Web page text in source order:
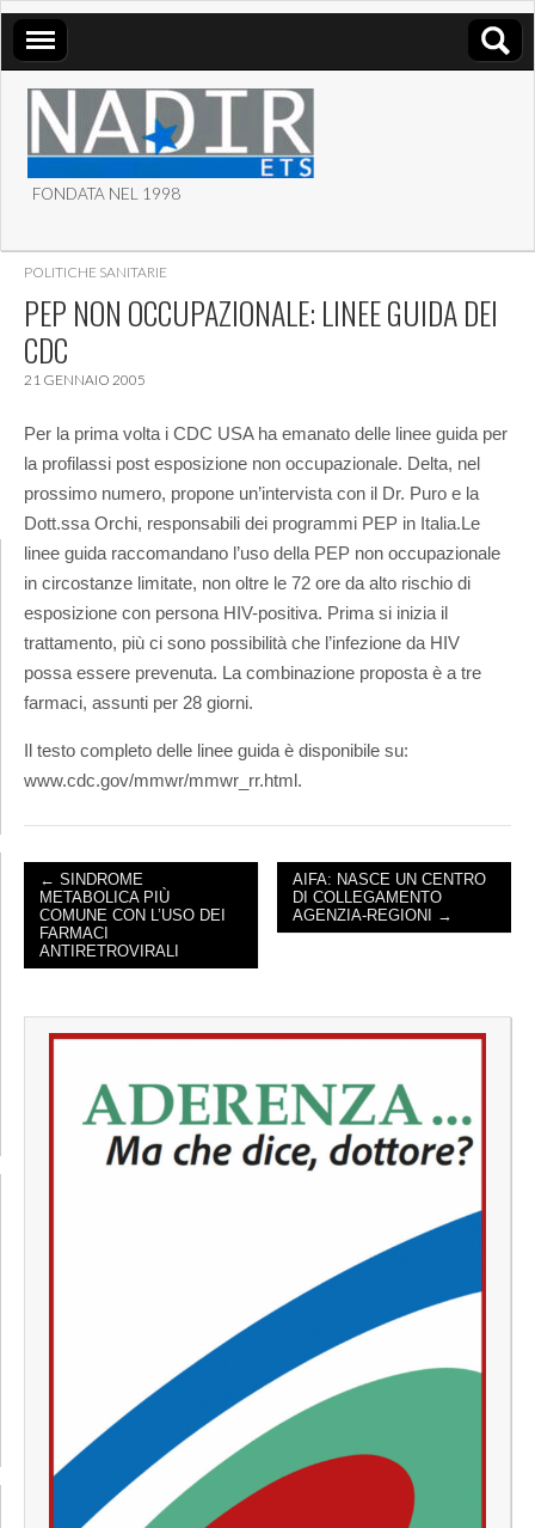
ASSOCIAZIONE NADIR
ETS
FONDATA NEL 1998
POLITICHE SANITARIE
PEP NON OCCUPAZIONALE: LINEE GUIDA DEI
CDC
21 GENNAIO 2005
Per la prima volta i CDC USA ha emanato delle linee guida per
la profilassi post esposizione non occupazionale. Delta, nel
prossimo numero, propone un’intervista con il Dr. Puro e la
Dott.ssa Orchi, responsabili dei programmi PEP in Italia.Le
linee guida raccomandano l’uso della PEP non occupazionale
in circostanze limitate, non oltre le 72 ore da alto rischio di
esposizione con persona HIV-positiva. Prima si inizia il
trattamento, più ci sono possibilità che l’infezione da HIV
possa essere prevenuta. La combinazione proposta è a tre
farmaci, assunti per 28 giorni.
Il testo completo delle linee guida è disponibile su:
www.cdc.gov/mmwr/mmwr_rr.html.
POST NAVIGATION
← SINDROME
METABOLICA PIÙ
COMUNE CON L’USO DEI
FARMACI
ANTIRETROVIRALI
AIFA: NASCE UN CENTRO
DI COLLEGAMENTO
AGENZIA-REGIONI →